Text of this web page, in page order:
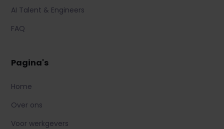
AI Talent & Engineers
FAQ
Pagina's
Home
Over ons
Voor werkgevers